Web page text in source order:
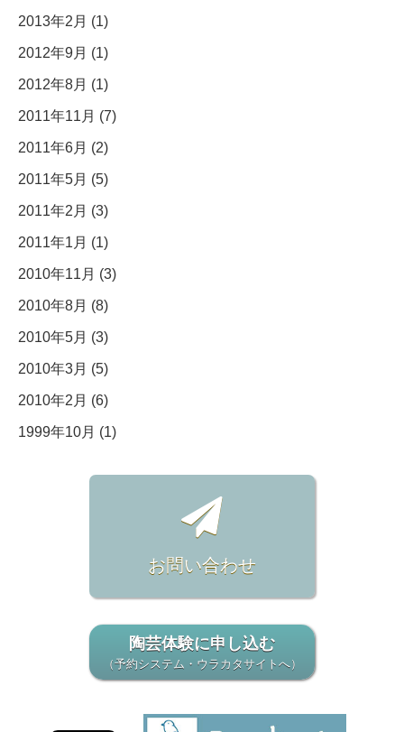
2013年2月 (1)
2012年9月 (1)
2012年8月 (1)
2011年11月 (7)
2011年6月 (2)
2011年5月 (5)
2011年2月 (3)
2011年1月 (1)
2010年11月 (3)
2010年8月 (8)
2010年5月 (3)
2010年3月 (5)
2010年2月 (6)
1999年10月 (1)
お問い合わせ
陶芸体験に申し込む
（予約システム・ウラカタサイトへ）